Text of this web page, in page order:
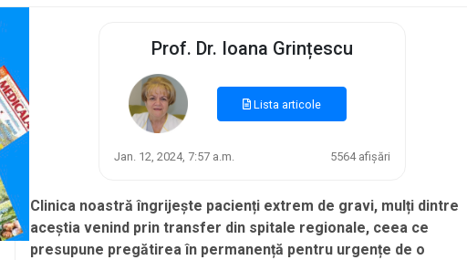
Prof. Dr. Ioana Grințescu
Lista articole
Jan. 12, 2024, 7:57 a.m. 5564 afișări
Clinica noastră îngrijește pacienți extrem de gravi, mulți dintre
aceștia venind prin transfer din spitale regionale, ceea ce
presupune pregătirea în permanență pentru urgențe de o